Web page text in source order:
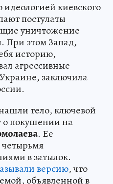
идеологией киевского
постулаты
уничтожение
При этом Запад,
историю,
агрессивные
заключила
тело, ключевой
о покушении на
. Ее
четырьмя
в затылок.
версию, что
объявленной в